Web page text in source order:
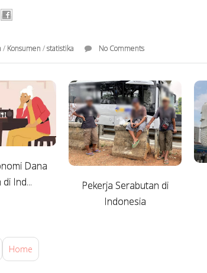
/ Konsumen /statistika No Comments
Dana
Ind...
Pekerja Serabutan di
Indonesia
Home